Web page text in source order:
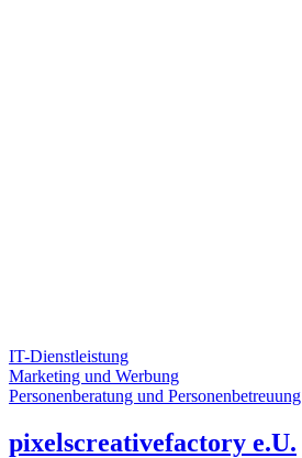
IT-Dienstleistung
Marketing und Werbung
Personenberatung und Personenbetreuung
pixelscreativefactory e.U.